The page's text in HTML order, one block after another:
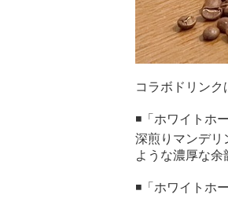
コラボドリンク
◾️「ホワイトホ
深煎りマンデリ
ような濃厚な余
◾️「ホワイトホ